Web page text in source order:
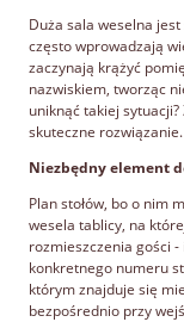
Duża sala weselna
często wprowadzają
zaczynają krążyć
nazwiskiem, tworząc
uniknąć takiej
skuteczne rozwiązanie.
Niezbędny element
Plan stołów, bo o nim
wesela tablicy, na
rozmieszczenia gości
konkretnego numeru
którym znajduje się
bezpośrednio przy